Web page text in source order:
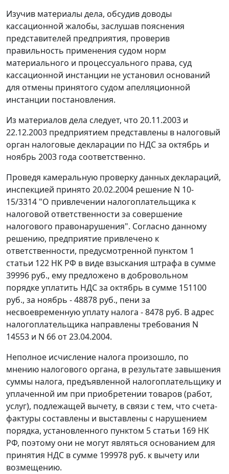
Изучив материалы дела, обсудив доводы
кассационной жалобы, заслушав пояснения
представителей предприятия, проверив
правильность применения судом норм
материального и процессуального права, суд
кассационной инстанции не установил оснований
для отмены принятого судом апелляционной
инстанции постановления.
Из материалов дела следует, что 20.11.2003 и
22.12.2003 предприятием представлены в налоговый
орган налоговые декларации по НДС за октябрь и
ноябрь 2003 года соответственно.
Проведя камеральную проверку данных деклараций,
инспекцией принято 20.02.2004 решение N 10-
15/3314 "О привлечении налогоплательщика к
налоговой ответственности за совершение
налогового правонарушения". Согласно данному
решению, предприятие привлечено к
ответственности, предусмотренной пунктом 1
статьи 122 НК РФ в виде взыскания штрафа в сумме
39996 руб., ему предложено в добровольном
порядке уплатить НДС за октябрь в сумме 151100
руб., за ноябрь - 48878 руб., пени за
несвоевременную уплату налога - 8478 руб. В адрес
налогоплательщика направлены требования N
14553 и N 66 от 23.04.2004.
Неполное исчисление налога произошло, по
мнению налогового органа, в результате завышения
суммы налога, предъявленной налогоплательщику и
уплаченной им при приобретении товаров (работ,
услуг), подлежащей вычету, в связи с тем, что счета-
фактуры составлены и выставлены с нарушением
порядка, установленного пунктом 5 статьи 169 НК
РФ, поэтому они не могут являться основанием для
принятия НДС в сумме 199978 руб. к вычету или
возмещению.